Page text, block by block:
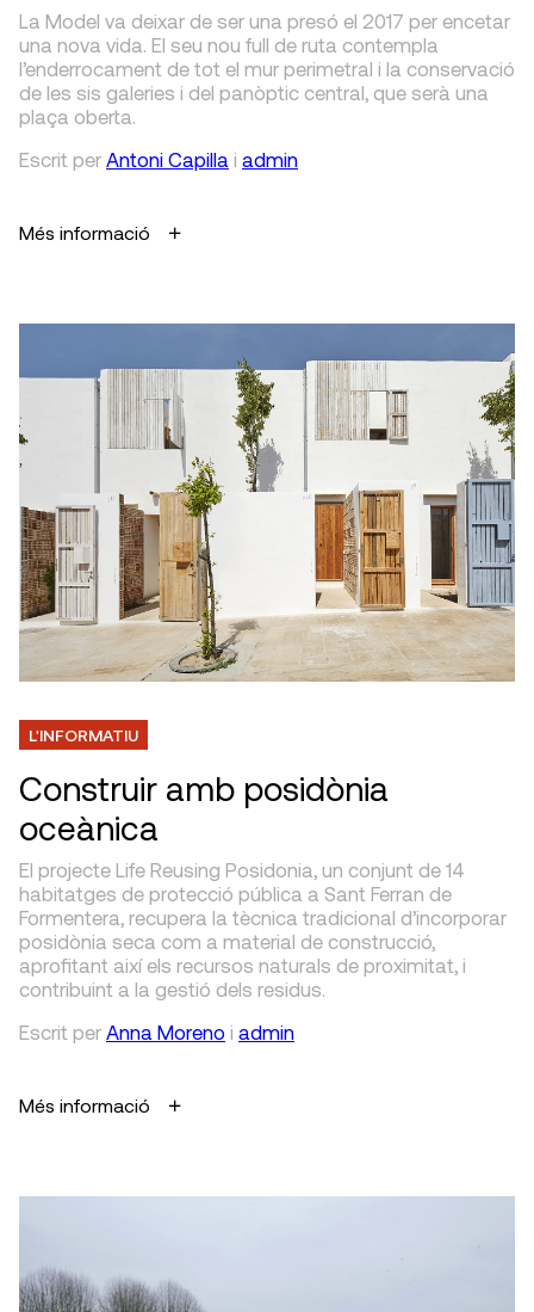
La Model va deixar de ser una presó el 2017 per encetar
una nova vida. El seu nou full de ruta contempla
l’enderrocament de tot el mur perimetral i la conservació
de les sis galeries i del panòptic central, que serà una
plaça oberta.
Escrit per Antoni Capilla i admin
Més informació
L'INFORMATIU
Construir amb posidònia
oceànica
El projecte Life Reusing Posidonia, un conjunt de 14
habitatges de protecció pública a Sant Ferran de
Formentera, recupera la tècnica tradicional d’incorporar
posidònia seca com a material de construcció,
aprofitant així els recursos naturals de proximitat, i
contribuint a la gestió dels residus.
Escrit per Anna Moreno i admin
Més informació